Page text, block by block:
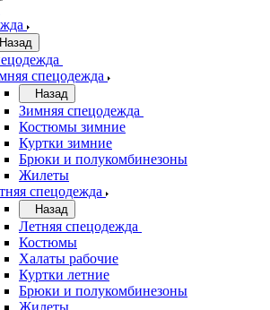
Назад
спецодежда
Назад
Зимняя спецодежда
Костюмы зимние
Куртки зимние
Брюки и полукомбинезоны
Жилеты
спецодежда
Назад
Летняя спецодежда
Костюмы
Халаты рабочие
Куртки летние
Брюки и полукомбинезоны
Жилеты